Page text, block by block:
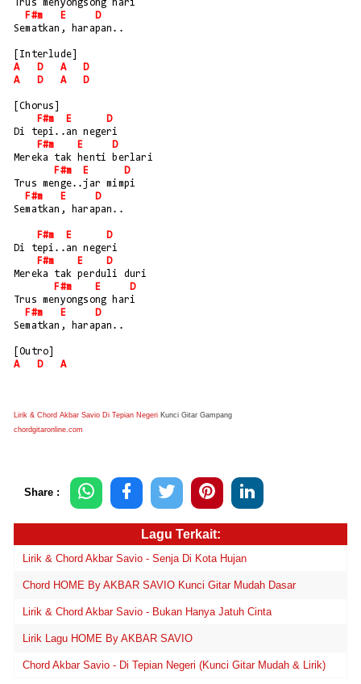
Trus menyongsong hari
F#m
E
D
Sematkan, harapan..
[Interlude]
A
D A
D
A
D A D
[Chorus]
F#m
E
D
Di tepi..an negeri
F#m
E
D
Mereka tak henti berlari
F#m
E
D
Trus menge..jar mimpi
F#m
E
D
Sematkan, harapan..
F#m E
D
Di tepi..an negeri
F#m
E
D
Mereka tak perduli duri
F#m
E
D
Trus menyongsong hari
F#m
E
D
Sematkan, harapan..
[Outro]
A
D A
Lirik & Chord Akbar Savio Di Tepian Negeri Kunci Gitar Gampang
chordgitaronline.com
Share :
Lagu Terkait:
Lirik & Chord Akbar Savio - Senja Di Kota Hujan
Chord HOME By AKBAR SAVIO Kunci Gitar Mudah Dasar
Lirik & Chord Akbar Savio - Bukan Hanya Jatuh Cinta
Lirik Lagu HOME By AKBAR SAVIO
Chord Akbar Savio - Di Tepian Negeri (Kunci Gitar Mudah & Lirik)